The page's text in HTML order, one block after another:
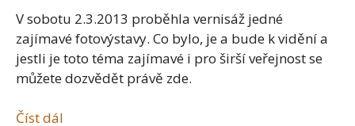
V sobotu 2.3.2013 proběhla vernisáž jedné
zajímavé fotovýstavy. Co bylo, je a bude k vidění a
jestli je toto téma zajímavé i pro širší veřejnost se
můžete dozvědět právě zde.
Číst dál